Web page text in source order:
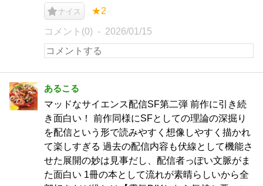
ナイス ★2
コメント(0) 2026/01/15
あるこる
マッドなサイエンス配信SF第二弾 前作に引き続
き面白い！ 前作同様にSFとしての理論の深掘り
を配信という形で読みやすく想像しやすく描かれ
て楽しすぎる 過去の配信内容も伏線として機能さ
せた展開の妙は見事だし、配信者っぽい文脈がま
た面白い 1冊の本として流れが素晴らしいから全